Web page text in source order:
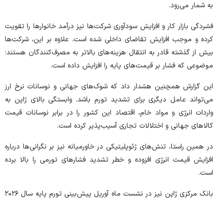
به شمار می‌رود.
فشردگی بازار کار و افزایش سودآوری شرکت‌ها نیز درآمد خانوار‌ها را تقویت
کرده و موجب افزایش تقاضای داخلی شده است. علاوه بر این، شرکت‌ها
بیش از گذشته قادر به انتقال هزینه‌های بالاتر به مصرف‌کنندگان هستند؛
موضوعی که فشار بر قیمت‌های پایه را افزایش داده است.
این گزارش همچنین هشدار داد که شوک‌های جهانی و نوسانات نرخ ارز
می‌تواند عامل دیگری برای تشدید تورم باشد. وابستگی بالای ژاپن به
واردات انرژی و مواد خام، اقتصاد این کشور را در برابر نوسانات قیمت
کالا‌های جهانی و اختلالات تجاری آسیب‌پذیر کرده است.
در همین راستا، تنش‌های ژئوپلیتیکی در خاورمیانه نیز بر نگرانی‌ها درباره
افزایش قیمت انرژی افزوده و خطر تشدید فشار‌های تورمی را بالا برده
است.
بانک مرکزی ژاپن نیز در نشست ماه آوریل پیش‌بینی تورم پایه سال ۲۰۲۶